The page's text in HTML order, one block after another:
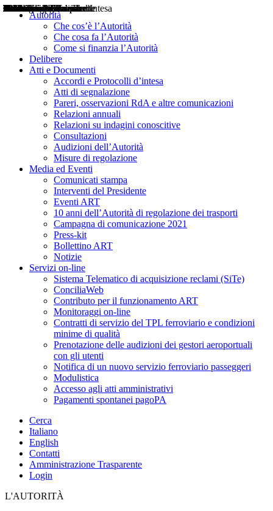
Autorità
Che cos’è l’Autorità
Che cosa fa l’Autorità
Come si finanzia l’Autorità
Delibere
Atti e Documenti
Accordi e Protocolli d’intesa
Atti di segnalazione
Pareri, osservazioni RdA e altre comunicazioni
Relazioni annuali
Relazioni su indagini conoscitive
Consultazioni
Audizioni dell’Autorità
Misure di regolazione
Media ed Eventi
Comunicati stampa
Interventi del Presidente
Eventi ART
10 anni dell’Autorità di regolazione dei trasporti
Campagna di comunicazione 2021
Press-kit
Bollettino ART
Notizie
Servizi on-line
Sistema Telematico di acquisizione reclami (SiTe)
ConciliaWeb
Contributo per il funzionamento ART
Monitoraggi on-line
Contratti di servizio del TPL ferroviario e condizioni
minime di qualità
Prenotazione delle audizioni dei gestori aeroportuali
con gli utenti
Notifica di un nuovo servizio ferroviario passeggeri
Modulistica
Accesso agli atti amministrativi
Pagamenti spontanei pagoPA
Cerca
Italiano
English
Contatti
Amministrazione Trasparente
Login
L'AUTORITÀ
Delibere
Pareri
Consultazioni
Audizioni
Atti di Segnalazione
Accordi e Protocolli d'Intesa
Relazioni annuali
Misure di regolazione
Notizie
Comunicati Stampa
Bollettini ART
Convegni ART
Interviste del Presidente
Articoli in primo piano
Interventi del Presidente
2004
2005
2010
2013
2014
2015
2016
2017
2018
2019
202
2020
2021
2022
2023
2024
2025
2026
Aereo
Marittimo
Terrestre